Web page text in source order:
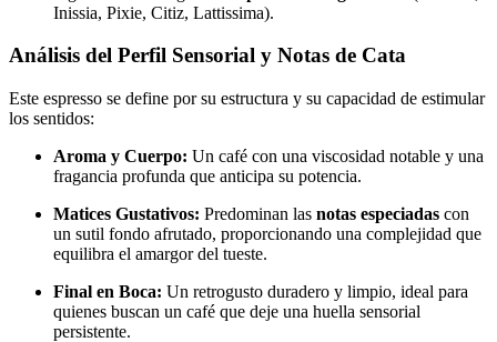
Inissia, Pixie, Citiz, Lattissima).
Análisis del Perfil Sensorial y Notas de Cata
Este espresso se define por su estructura y su capacidad de estimular
los sentidos:
Aroma y Cuerpo: Un café con una viscosidad notable y una
fragancia profunda que anticipa su potencia.
Matices Gustativos: Predominan las notas especiadas con
un sutil fondo afrutado, proporcionando una complejidad que
equilibra el amargor del tueste.
Final en Boca: Un retrogusto duradero y limpio, ideal para
quienes buscan un café que deje una huella sensorial
persistente.